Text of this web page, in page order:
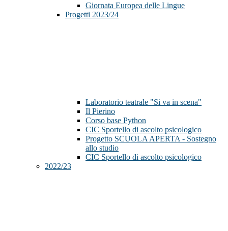
Giornata Europea delle Lingue
Progetti 2023/24
Laboratorio teatrale "Si va in scena"
Il Pierino
Corso base Python
CIC Sportello di ascolto psicologico
Progetto SCUOLA APERTA - Sostegno
allo studio
CIC Sportello di ascolto psicologico
2022/23